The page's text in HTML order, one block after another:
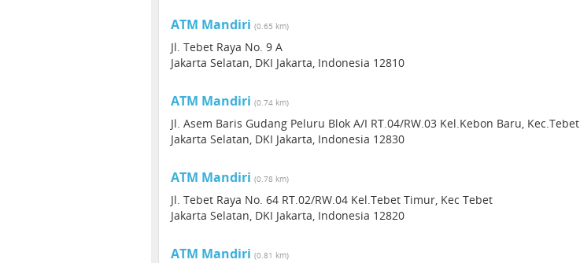
ATM Mandiri (0.65 km)
Jl. Tebet Raya No. 9 A
Jakarta Selatan, DKI Jakarta, Indonesia 12810
ATM Mandiri (0.74 km)
Jl. Asem Baris Gudang Peluru Blok A/I RT.04/RW.03 Kel.Kebon Baru, Kec.Tebet
Jakarta Selatan, DKI Jakarta, Indonesia 12830
ATM Mandiri (0.78 km)
Jl. Tebet Raya No. 64 RT.02/RW.04 Kel.Tebet Timur, Kec Tebet
Jakarta Selatan, DKI Jakarta, Indonesia 12820
ATM Mandiri (0.81 km)